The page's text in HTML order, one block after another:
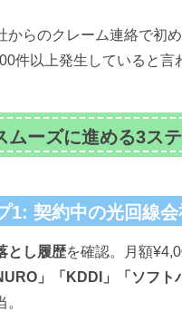
からのクレーム連絡で初
件以上発生していると言
ムーズに進める3ス
1: 契約中の光回線
とし履歴を確認。月額
」「KDDI」「ソフト